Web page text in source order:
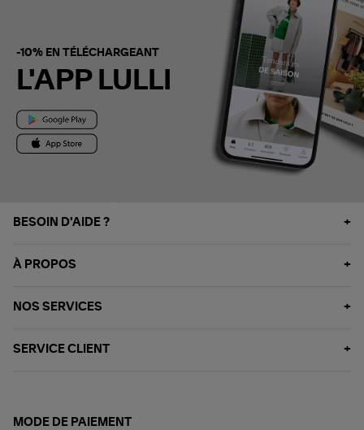
-10% EN TÉLÉCHARGEANT
L'APP LULLI
BESOIN D'AIDE ?
À PROPOS
NOS SERVICES
SERVICE CLIENT
MODE DE PAIEMENT